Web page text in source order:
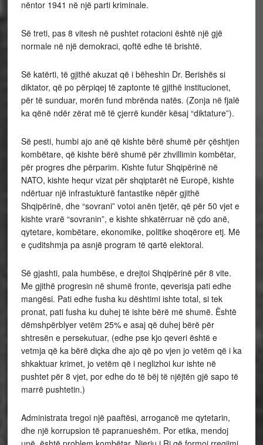
nëntor 1941 në një parti kriminale.
Së treti, pas 8 vitesh në pushtet rotacioni është një gjë
normale në një demokraci, qoftë edhe të brishtë.
Së katërti, të gjithë akuzat që i bëheshin Dr. Berishës si
diktator, që po përpiqej të zaptonte të gjithë institucionet,
për të sunduar, morën fund mbrënda natës. (Zonja në fjalë
ka qënë ndër zërat më të çjerrë kundër kësaj “diktature”).
Së pesti, humbi ajo anë që kishte bërë shumë për çështjen
kombëtare, që kishte bërë shumë për zhvillimin kombëtar,
për progres dhe përparim. Kishte futur Shqipërinë në
NATO, kishte hequr vizat për shqiptarët në Europë, kishte
ndërtuar një infrastukturë fantastike nëpër gjithë
Shqipërinë, dhe “sovrani” votoi anën tjetër, që për 50 vjet e
kishte vrarë “sovranin”, e kishte shkatërruar në çdo anë,
qytetare, kombëtare, ekonomike, politike shoqërore etj. Më
e çuditshmja pa asnjë program të qartë elektoral.
Së gjashti, pala humbëse, e drejtoi Shqipërinë për 8 vite.
Me gjithë progresin në shumë fronte, qeverisja pati edhe
mangësi. Pati edhe fusha ku dështimi ishte total, si tek
pronat, pati fusha ku duhej të ishte bërë më shumë. Është
dëmshpërblyer vetëm 25% e asaj që duhej bërë për
shtresën e persekutuar, (edhe pse kjo qeveri është e
vetmja që ka bërë diçka dhe ajo që po vjen jo vetëm që i ka
shkaktuar krimet, jo vetëm që i neglizhoi kur ishte në
pushtet për 8 vjet, por edhe do të bëj të njëjtën gjë sapo të
marrë pushtetin.)
Administrata tregoi një paaftësi, arrogancë me qytetarin,
dhe një korrupsion të papranueshëm. Por etika, mendoj